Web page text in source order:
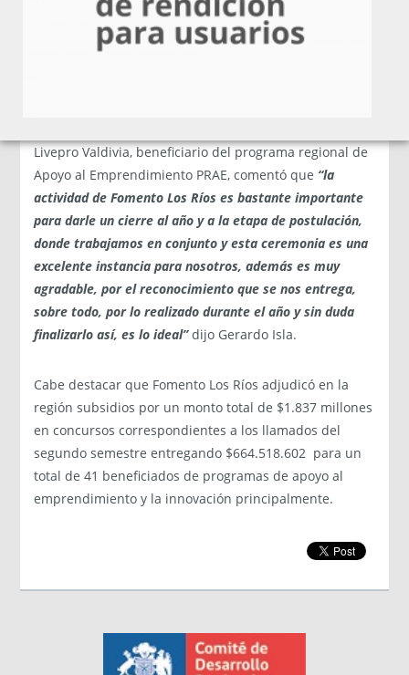
como parte importante del fomento productivo del país,
demostrando que se puede hacer bien, los recursos se
están utilizando de buena manera y que las decisiones
Livepro Valdivia, beneficiario del programa regional de
Apoyo al Emprendimiento PRAE, comentó que “la
actividad de Fomento Los Ríos es bastante importante
para darle un cierre al año y a la etapa de postulación,
donde trabajamos en conjunto y esta ceremonia es una
excelente instancia para nosotros, además es muy
agradable, por el reconocimiento que se nos entrega,
sobre todo, por lo realizado durante el año y sin duda
finalizarlo así, es lo ideal”dijo Gerardo Isla.
Cabe destacar que Fomento Los Ríos adjudicó en la
región subsidios por un monto total de $1.837 millones
en concursos correspondientes a los llamados del
segundo semestre entregando $664.518.602 para un
total de 41 beneficiados de programas de apoyo al
emprendimiento y la innovación principalmente.